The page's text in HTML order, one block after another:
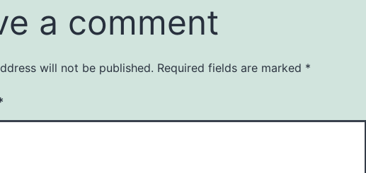
a comment
will not be published. Required fields are marked *